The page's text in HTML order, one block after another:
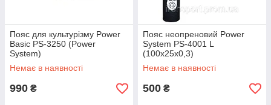
Пояс для культурізму Power
Basic PS-3250 (Power
System)
Немає в наявності
990 ₴
Пояс неопреновий Power
System PS-4001 L
(100х25х0,3)
Немає в наявності
500 ₴